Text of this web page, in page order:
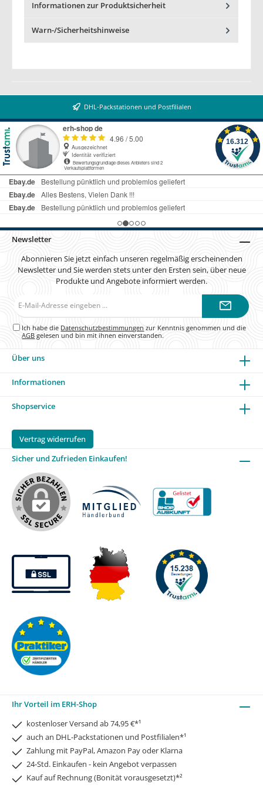
Informationen zur Produktsicherheit
Warn-/Sicherheitshinweise
DHL-Packstationen und Postfilialen
Newsletter
Abonnieren Sie jetzt einfach unseren regelmäßig erscheinenden
Newsletter und Sie werden stets unter den Ersten sein, über neue
Produkte und Angebote informiert werden.
Ich habe die Datenschutzbestimmungen zur Kenntnis genommen und die
AGB gelesen und bin mit ihnen einverstanden.
Über uns
Informationen
Shopservice
Vertrag widerrufen
Sicher und Zufrieden Einkaufen!
Ihr Vorteil im ERH-Shop
kostenloser Versand ab 74,95 €*¹
auch an DHL-Packstationen und Postfilialen*¹
Zahlung mit PayPal, Amazon Pay oder Klarna
24-Std. Einkaufen - kein Angebot verpassen
Kauf auf Rechnung (Bonität vorausgesetzt)*²